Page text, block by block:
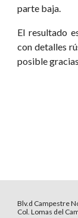
parte baja.
El resultado
con detalles
posible
Blv.d Campestre
Col. Lomas del